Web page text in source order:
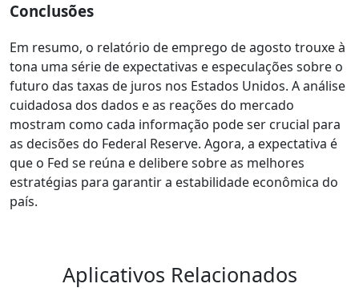
Conclusões
Em resumo, o relatório de emprego de agosto trouxe à
tona uma série de expectativas e especulações sobre o
futuro das taxas de juros nos Estados Unidos. A análise
cuidadosa dos dados e as reações do mercado
mostram como cada informação pode ser crucial para
as decisões do Federal Reserve. Agora, a expectativa é
que o Fed se reúna e delibere sobre as melhores
estratégias para garantir a estabilidade econômica do
país.
Aplicativos Relacionados